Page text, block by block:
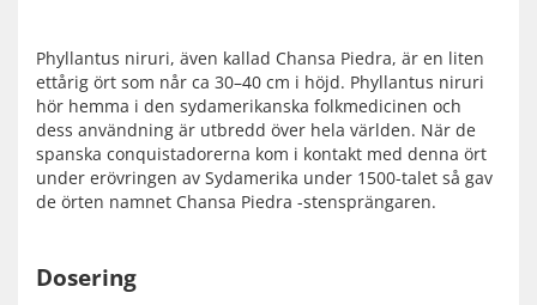
Phyllantus niruri, även kallad Chansa Piedra, är en liten
ettårig ört som når ca 30–40 cm i höjd. Phyllantus niruri
hör hemma i den sydamerikanska folkmedicinen och
dess användning är utbredd över hela världen. När de
spanska conquistadorerna kom i kontakt med denna ört
under erövringen av Sydamerika under 1500-talet så gav
de örten namnet Chansa Piedra -stensprängaren.
Dosering